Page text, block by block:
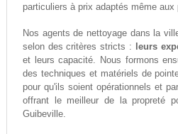
particuliers à prix adaptés même
Nos agents de nettoyage dans la
selon des critères stricts :
leurs
et leurs capacité. Nous formons
des techniques et matériels de
pour qu'ils soient opérationnels et
offrant le meilleur de la propreté
Guibeville.